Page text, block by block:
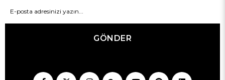
GÖNDER